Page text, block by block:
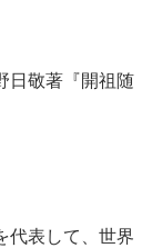
日敬著『開祖随
代表して、世界